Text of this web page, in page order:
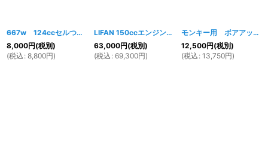
667w 124ccセルつきステルスブラックエンジン 用セルモーター [Repair-
8,000円(税別)
(税込 : 8,800円)
LIFAN 150ccエンジン
[008w]
63,000円(税別)
(税込 : 69,300円)
モンキー用 ボアアップキット88ｃｃ セラミックコートシリンダ
12,500円(税別)
(税込 : 13,750円)